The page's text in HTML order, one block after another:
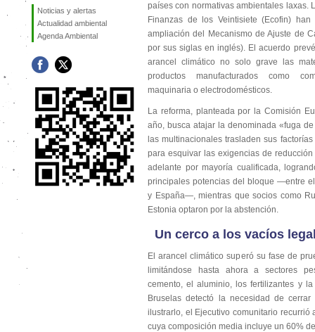
Noticias y alertas
Actualidad ambiental
Agenda Ambiental
países con normativas ambientales laxas.
Finanzas de los Veintisiete (Ecofin)
ampliación del Mecanismo de Ajuste de
por sus siglas en inglés). El acuerdo
arancel climático no solo grave las
productos manufacturados como
maquinaria o electrodomésticos.
La reforma, planteada por la Comisión
año, busca atajar la denominada «fuga
las multinacionales trasladen sus
para esquivar las exigencias de
adelante por mayoría cualificada,
principales potencias del bloque —entre
y España—, mientras que socios como
Estonia optaron por la abstención.
Un cerco a los vacíos
El arancel climático superó su fase de
limitándose hasta ahora a sectores
cemento, el aluminio, los fertilizantes y
Bruselas detectó la necesidad de cerrar
ilustrarlo, el Ejecutivo comunitario recurrió
cuya composición media incluye un 60%